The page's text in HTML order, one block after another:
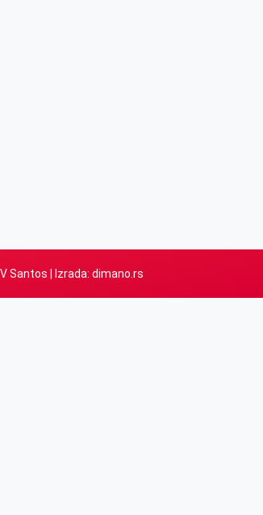
Santos | Izrada: dimano.rs